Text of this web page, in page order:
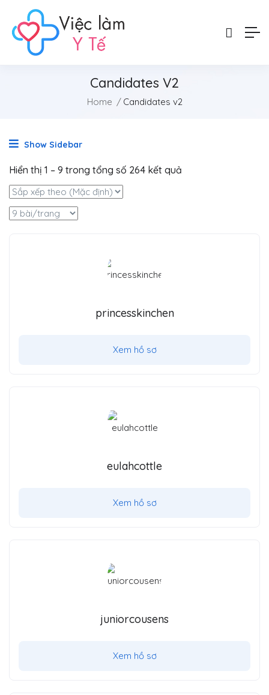
Candidates V2
Home Candidates v2
Show Sidebar
Hiển thị 1 – 9 trong tổng số 264 kết quả
princesskinchen
Xem hồ sơ
eulahcottle
Xem hồ sơ
juniorcousens
Xem hồ sơ